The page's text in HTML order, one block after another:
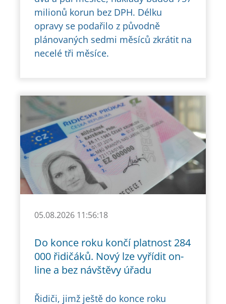
milionů korun bez DPH. Délku
opravy se podařilo z původně
plánovaných sedmi měsíců zkrátit na
necelé tři měsíce.
05.08.2026 11:56:18
Do konce roku končí platnost 284
000 řidičáků. Nový lze vyřídit on-
line a bez návštěvy úřadu
Řidiči, jimž ještě do konce roku